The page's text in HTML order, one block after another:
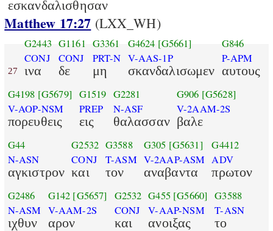
εσκανδαλισθησαν
Matthew 17:27 (LXX_WH)
27
G2443
CONJ
ινα
G1161
CONJ
δε
G3361
PRT-N
μη
G4624 [G5661]
V-AAS-1P
σκανδαλισωμεν
G846
P-APM
αυτους
G4198 [G5679]
V-AOP-NSM
πορευθεις
G1519
PREP
εις
G2281
N-ASF
θαλασσαν
G906 [G5628]
V-2AAM-2S
βαλε
G44
N-ASN
αγκιστρον
G2532
CONJ
και
G3588
T-ASM
τον
G305 [G5631]
V-2AAP-ASM
αναβαντα
G4412
ADV
πρωτον
G2486
N-ASM
ιχθυν
G142 [G5657]
V-AAM-2S
αρον
G2532
CONJ
και
G455 [G5660]
V-AAP-NSM
ανοιξας
G3588
T-ASN
το